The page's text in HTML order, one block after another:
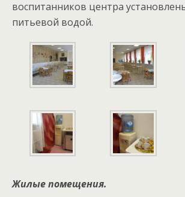
воспитанников центра
питьевой водой.
Жилые помещения.